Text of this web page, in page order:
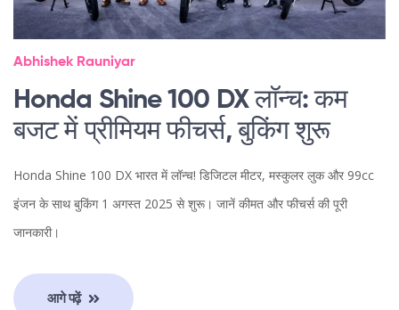
Abhishek Rauniyar
Honda Shine 100 DX लॉन्च: कम
बजट में प्रीमियम फीचर्स, बुकिंग शुरू
Honda Shine 100 DX भारत में लॉन्च! डिजिटल मीटर, मस्कुलर लुक और 99cc
इंजन के साथ बुकिंग 1 अगस्त 2025 से शुरू। जानें कीमत और फीचर्स की पूरी
जानकारी।
आगे पढ़ें